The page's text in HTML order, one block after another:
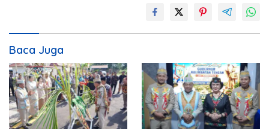
Baca Juga